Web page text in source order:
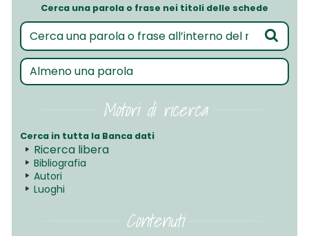
Cerca una parola o frase nei titoli delle schede
Motori di ricerca
Cerca in tutta la Banca dati
Ricerca libera
Bibliografia
Autori
Luoghi
Contenuti